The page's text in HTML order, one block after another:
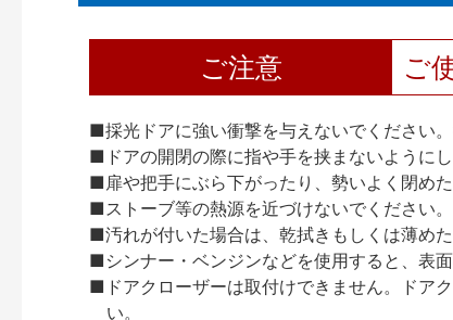
ご注意 ご
■採光ドアに強い衝撃を与えないでください
■ドアの開閉の際に指や手を挟まないようにし
■扉や把手にぶら下がったり、勢いよく閉めた
■ストーブ等の熱源を近づけないでください
■汚れが付いた場合は、乾拭きもしくは薄め
■シンナー・ベンジンなどを使用すると、表
■ドアクローザーは取付けできません。ドア
い。